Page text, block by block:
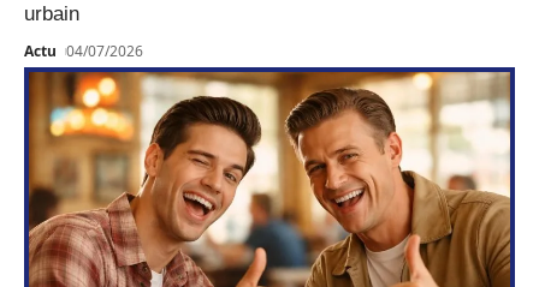
urbain
Actu 04/07/2026